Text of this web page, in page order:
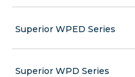
Superior WPED Series
Superior WPD Series